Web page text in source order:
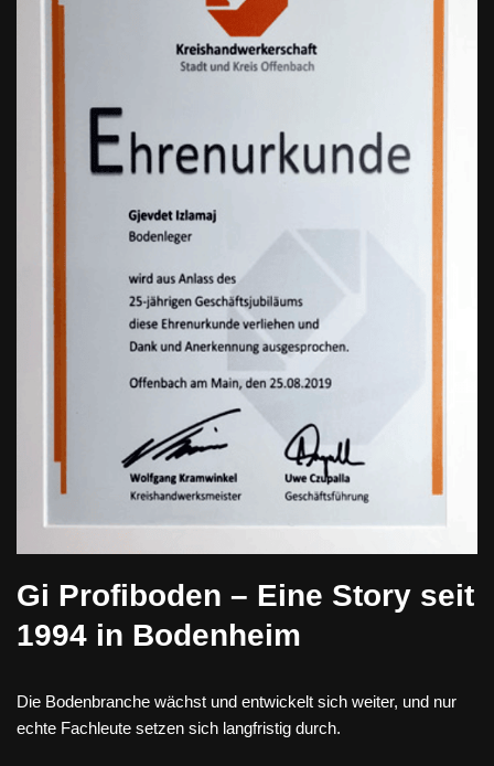
Gi Profiboden – Eine Story seit
1994 in Bodenheim
Die Bodenbranche wächst und entwickelt sich weiter, und nur
echte Fachleute setzen sich langfristig durch.